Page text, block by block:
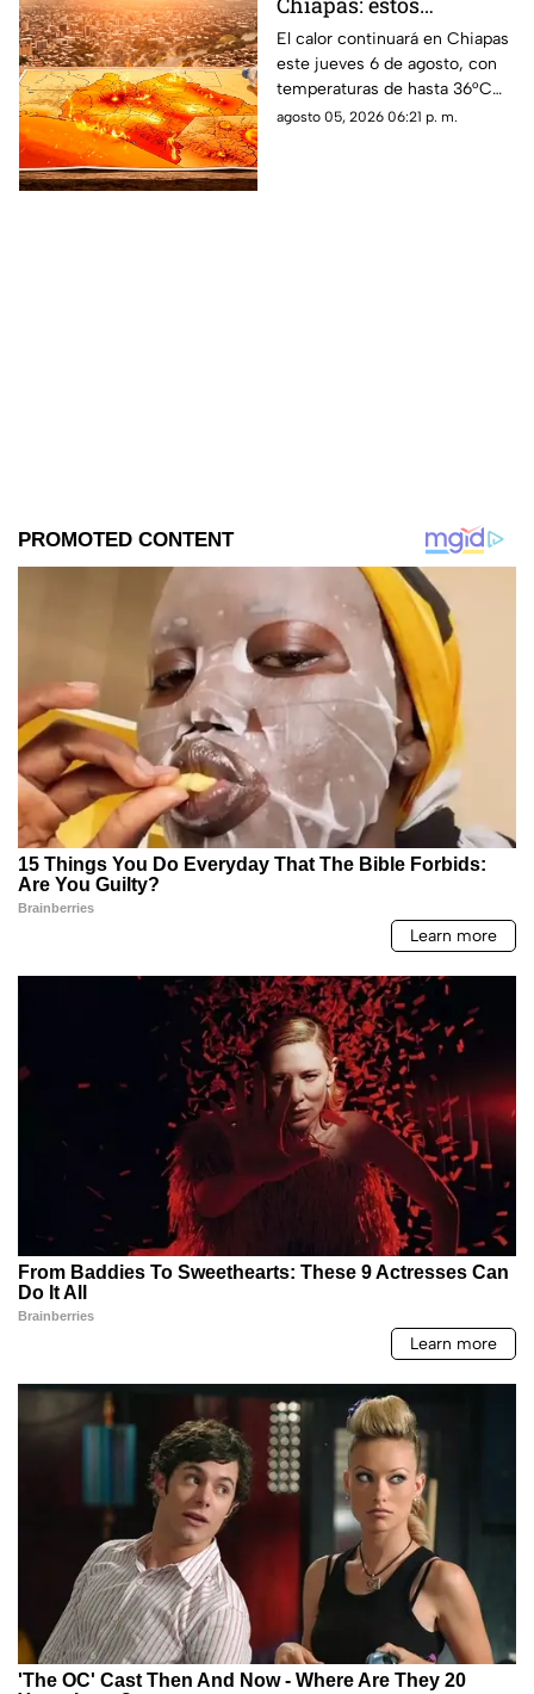
municipios alcanzarán
hasta 36°C este jueves
El calor continuará en Chiapas
este jueves 6 de agosto, con
temperaturas de hasta 36°C
en algunos municipios y
agosto 05, 2026 06:21 p. m.